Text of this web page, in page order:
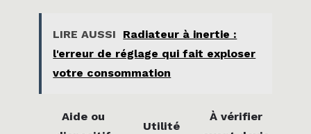
LIRE AUSSI
Radiateur à inertie :
l'erreur de réglage qui fait exploser
votre consommation
Aide ou
Utilité
À vérifier